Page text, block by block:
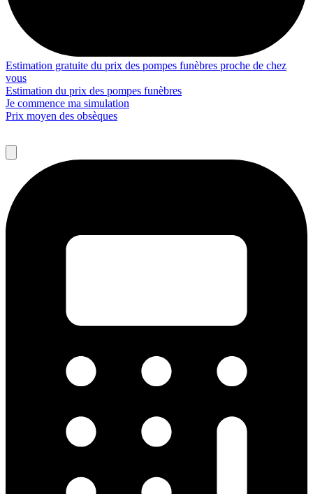
Estimation gratuite du prix des pompes funèbres proche de chez
vous
Estimation du prix des pompes funèbres
Je commence ma simulation
Prix moyen des obsèques